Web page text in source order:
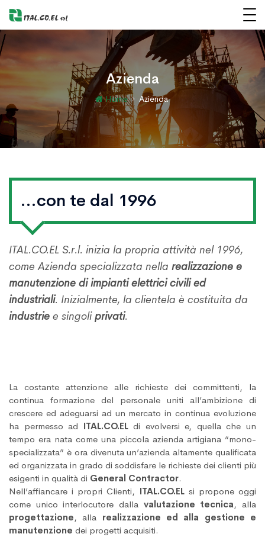
Azienda
Home Azienda
...con te dal 1996
ITAL.CO.EL S.r.l. inizia la propria attività nel 1996,
come Azienda specializzata nella realizzazione e
manutenzione di impianti elettrici civili ed
industriali. Inizialmente, la clientela è costituita da
industrie e singoliprivati.
La costante attenzione alle richieste dei committenti, la
continua formazione del personale uniti all’ambizione di
crescere ed adeguarsi ad un mercato in continua evoluzione
ha permesso ad ITAL.CO.ELdi evolversi e, quella che un
tempo era nata come una piccola azienda artigiana “mono-
specializzata” è ora divenuta un’azienda altamente qualificata
ed organizzata in grado di soddisfare le richieste dei clienti più
esigenti in qualità di General Contractor.
Nell’affiancare i propri Clienti, ITAL.CO.ELsi propone oggi
come unico interlocutore dalla valutazione tecnica, alla
progettazione, alla realizzazione ed alla gestione e
manutenzione dei progetti acquisiti.